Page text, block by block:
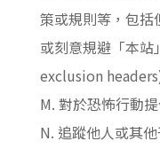
策或規則等，包括
或刻意規避「本
exclusion
M. 對於恐怖行動
N. 追蹤他人或其